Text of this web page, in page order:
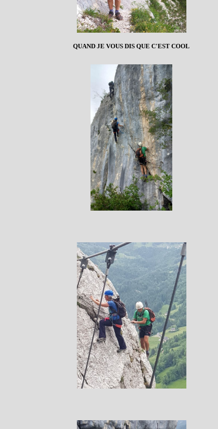
QUAND JE VOUS DIS QUE C'EST COOL